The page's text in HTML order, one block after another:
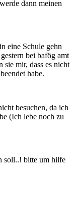
dann meinen
eine Schule gehn
bei bafög amt
sie mir, dass es nicht
habe.
besuchen, da ich
(Ich lebe noch zu
soll..! bitte um hilfe